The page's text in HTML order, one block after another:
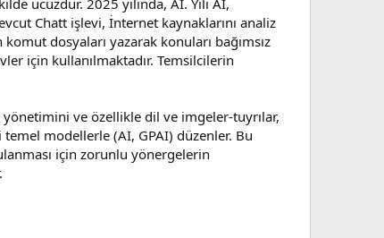
ucuzdur. 2025 yılında, AI. Yılı AI,
Chatt işlevi, İnternet kaynaklarını analiz
dosyaları yazarak konuları bağımsız
için kullanılmaktadır. Temsilcilerin
ve özellikle dil ve imgeler-tuyrılar,
modellerle (AI, GPAI) düzenler. Bu
için zorunlu yönergelerin